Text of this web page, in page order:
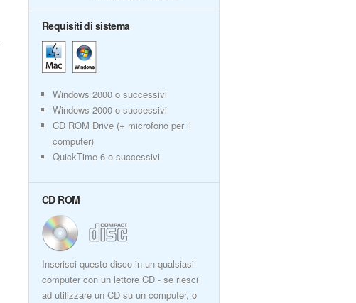
Requisiti di sistema
Windows 2000 o successivi
Windows 2000 o successivi
CD ROM Drive (+ microfono per il
computer)
QuickTime 6 o successivi
CD ROM
Inserisci questo disco in un qualsiasi
computer con un lettore CD - se riesci
ad utilizzare un CD su un computer, o